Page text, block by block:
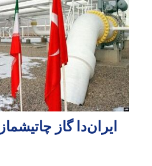
ایران‌دا گاز